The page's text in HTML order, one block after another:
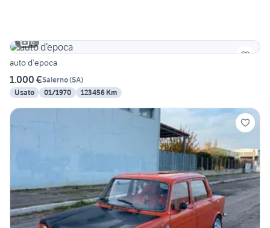
6
auto d’epoca
1.000 €Salerno(SA)
Usato
01/1970 123456 Km